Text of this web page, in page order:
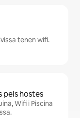
tenen wifi.
pels hostes
Wifi i Piscina